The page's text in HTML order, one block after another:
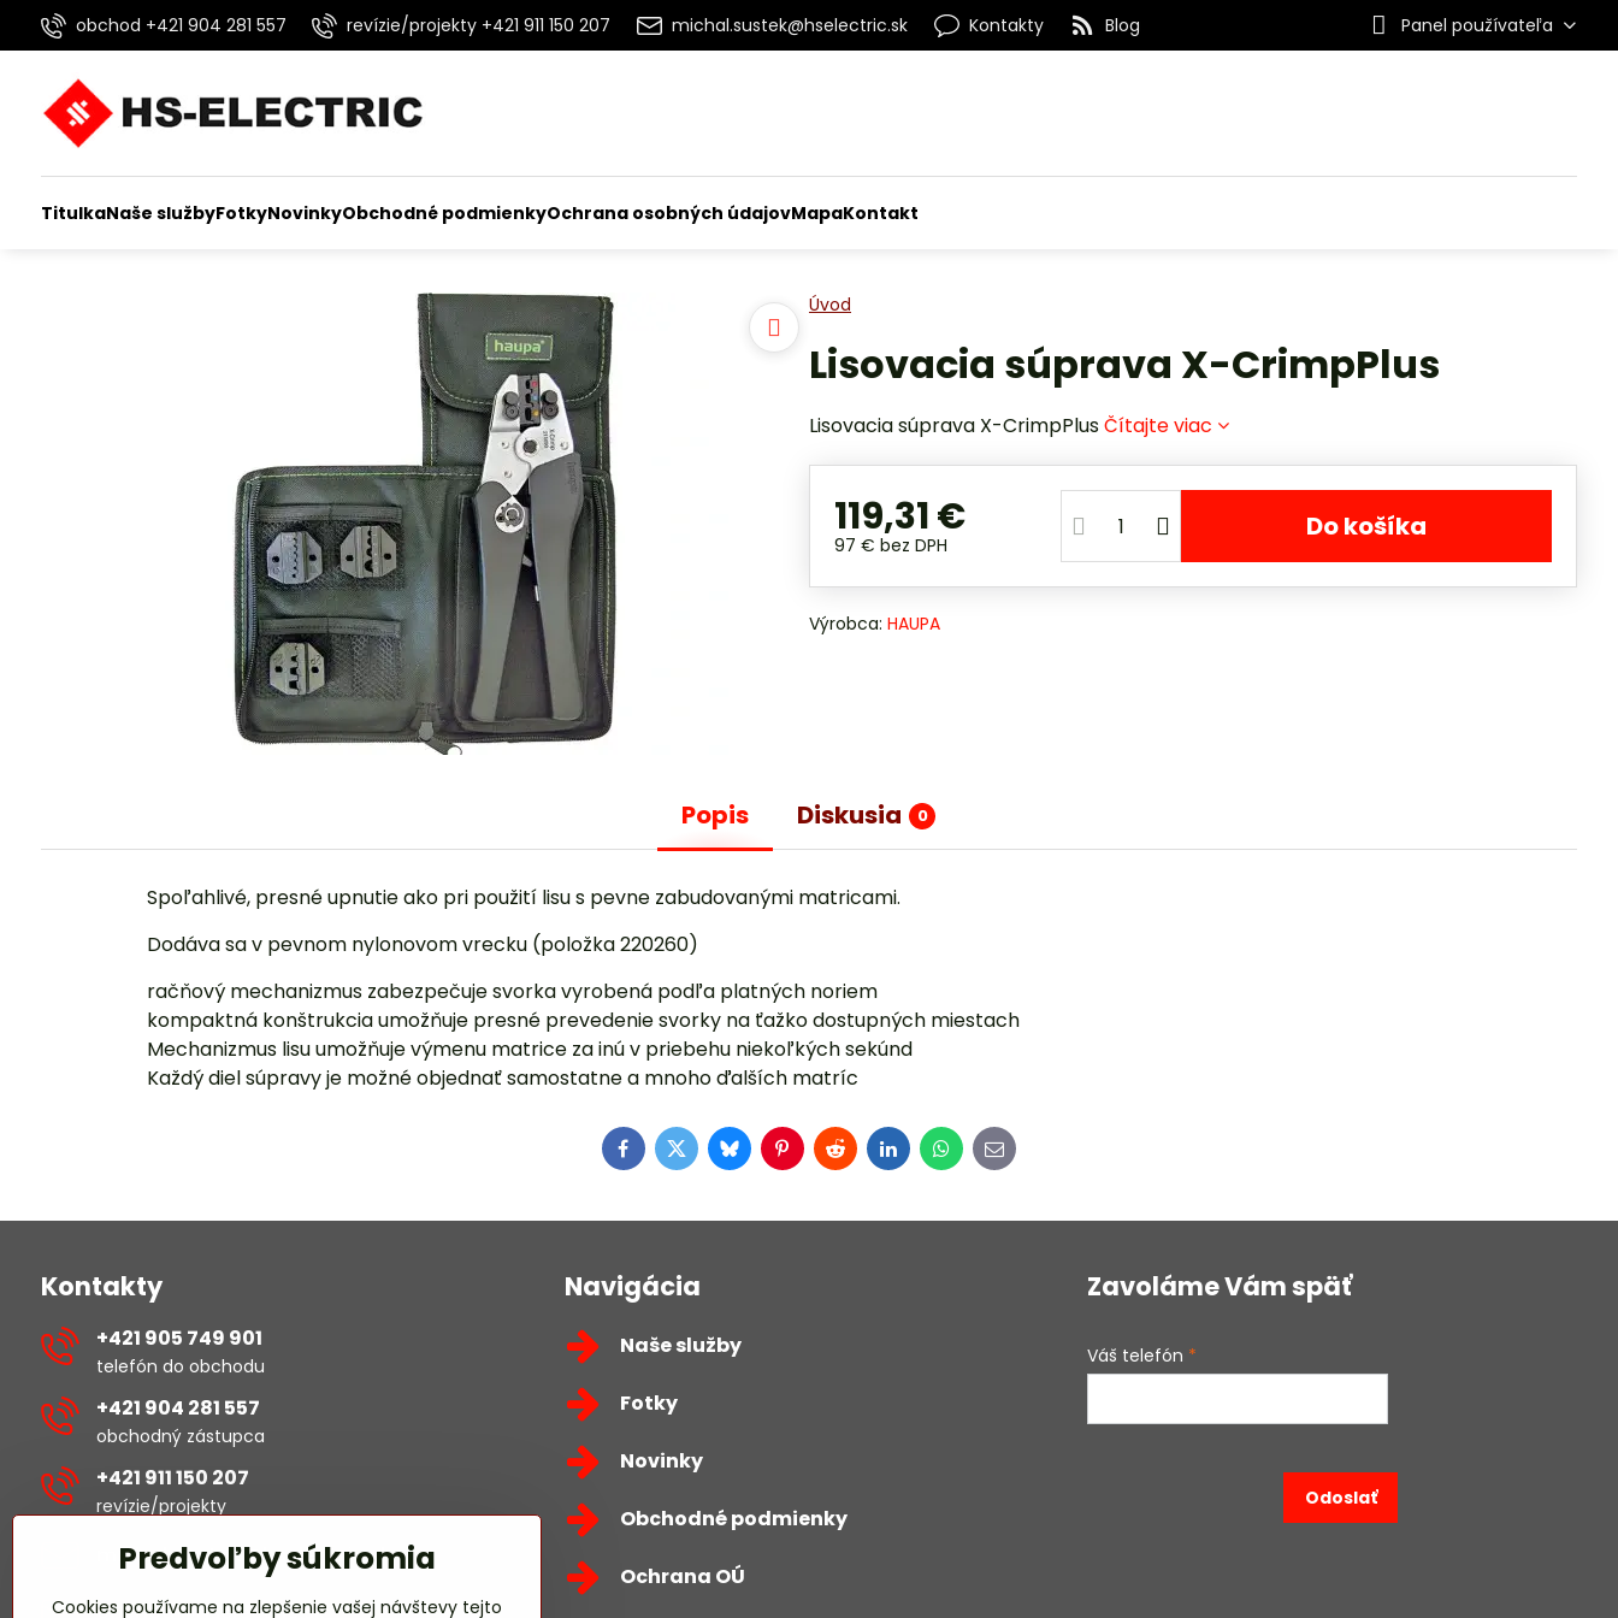
obchod +421 904 281 557 revízie/projekty +421 911 150 207 michal.sustek@hselectric.sk Kontakty Blog Panel používateľa
TitulkaNaše službyFotkyNovinkyObchodné podmienkyOchrana osobných údajovMapaKontakt
Úvod
Lisovacia súprava X-CrimpPlus
Lisovacia súprava X-CrimpPlusČítajte viac
119,31 €
97 € bez DPH
Do košíka
Výrobca: HAUPA
Popis Diskusia 0
Spoľahlivé, presné upnutie ako pri použití lisu s pevne zabudovanými matricami.
Dodáva sa v pevnom nylonovom vrecku (položka 220260)
račňový mechanizmus zabezpečuje svorka vyrobená podľa platných noriem
kompaktná konštrukcia umožňuje presné prevedenie svorky na ťažko dostupných miestach
Mechanizmus lisu umožňuje výmenu matrice za inú v priebehu niekoľkých sekúnd
Každý diel súpravy je možné objednať samostatne a mnoho ďalších matríc
Facebook
TwitterBlueskyPinterest
RedditLinkedInWhatsApp
E-
mail
Kontakty
+421 905 749 901
telefón do obchodu
+421 904 281 557
obchodný zástupca
+421 911 150 207
revízie/projekty
michal​.sustek​@hselectric​.sk
Navigácia
Naše služby
Fotky
Novinky
Obchodné podmienky
Ochrana OÚ
Zavoláme Vám späť
Váš telefón *
Odoslať
Predvoľby súkromia
Cookies používame na zlepšenie vašej návštevy tejto